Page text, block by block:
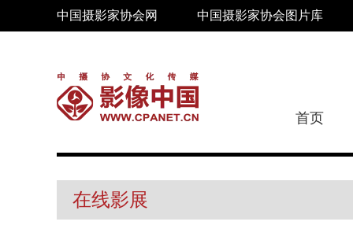
中国摄影家协会网 中国摄影家协会图片库
首页
在线影展